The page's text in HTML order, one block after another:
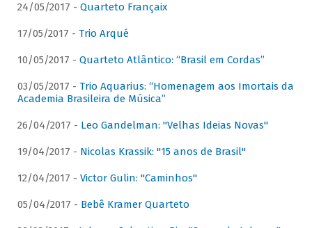
24/05/2017 - Quarteto Françaix
17/05/2017 - Trio Arqué
10/05/2017 - Quarteto Atlântico: “Brasil em Cordas”
03/05/2017 - Trio Aquarius: “Homenagem aos Imortais da
Academia Brasileira de Música”
26/04/2017 - Leo Gandelman: "Velhas Ideias Novas"
19/04/2017 - Nicolas Krassik: "15 anos de Brasil"
12/04/2017 - Victor Gulin: "Caminhos"
05/04/2017 - Bebê Kramer Quarteto